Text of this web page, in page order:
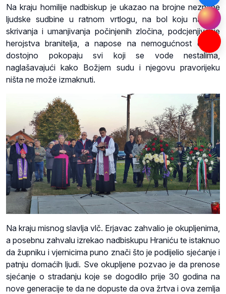
Na kraju homilije nadbiskup je ukazao na brojne neznane
ljudske sudbine u ratnom vrtlogu, na bol koju nanose
skrivanja i umanjivanja počinjenih zločina, podcjenjivanje
herojstva branitelja, a napose na nemogućnost da se
dostojno pokopaju svi koji se vode nestalima,
naglašavajući kako Božjem sudu i njegovu pravorijeku
ništa ne može izmaknuti.
Na kraju misnog slavlja vlč. Erjavac zahvalio je okupljenima,
a posebnu zahvalu izrekao nadbiskupu Hraniću te istaknuo
da župniku i vjernicima puno znači što je podijelio sjećanje i
patnju domaćih ljudi. Sve okupljene pozvao je da prenose
sjećanje o stradanju koje se dogodilo prije 30 godina na
nove generacije te da ne dopuste da ova žrtva i ova zemlja